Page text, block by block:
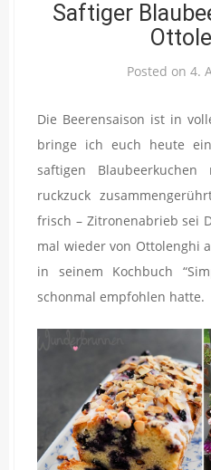
Saftiger
Posted on 4.
Die Beerensaison ist in
bringe ich euch heute
saftigen
ruckzuck
frisch – Zitronenabrieb sei
mal wieder von Ottolenghi
in seinem Kochbuch
schonmal empfohlen hatte.